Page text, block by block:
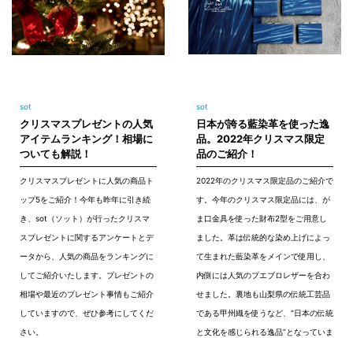
sot
クリスマスプレゼントの人気
アイテムランキング！相場に
ついても解説！
クリスマスプレゼントに人気の商品ト
ップ5をご紹介！今年も昨年に引き続
き、sot（ソット）が行ったクリスマ
スプレゼントに関するアンケートとデ
ータから、人気の商品をランキングに
してご紹介いたします。プレゼントの
相場や最近のプレゼント事情もご紹介
していますので、ぜひ参考にしてくだ
さい。
sot
日本が誇る藍染革を使った逸
品。2022年クリスマス限定
品のご紹介！
2022年のクリスマス限定品のご紹介で
す。今年のクリスマス限定品には、が
ま口金具を使った財布2型をご用意し
ました。革は伝統的な染め上げによっ
て生まれた藍染革をメインで使用し、
内側には人気のプエブロレザーを合わ
せました。裏地も山梨県の伝統工芸品
である甲州織を使うなど、“日本の伝統
と文化を感じられる逸品”となっていま